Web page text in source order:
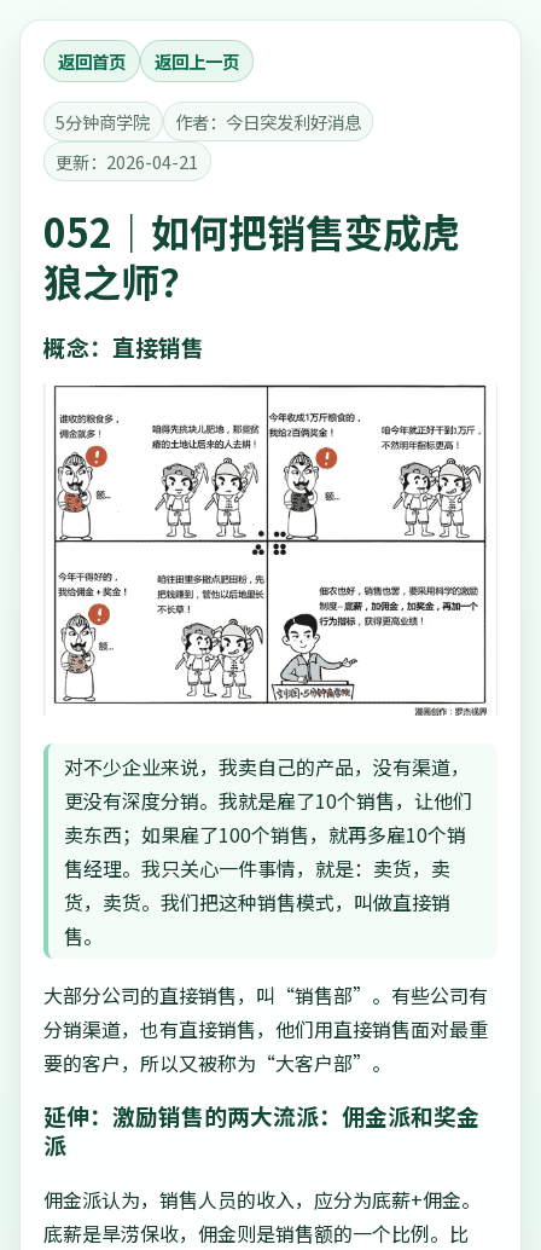
返回首页 返回上一页
5分钟商学院
作者：今日突发利好消息
更新：2026-04-21
052｜如何把销售变成虎
狼之师？
概念：直接销售
对不少企业来说，我卖自己的产品，没有渠道，
更没有深度分销。我就是雇了10个销售，让他们
卖东西；如果雇了100个销售，就再多雇10个销
售经理。我只关心一件事情，就是：卖货，卖
货，卖货。我们把这种销售模式，叫做直接销
售。
大部分公司的直接销售，叫“销售部”。有些公司有
分销渠道，也有直接销售，他们用直接销售面对最重
要的客户，所以又被称为“大客户部”。
延伸：激励销售的两大流派：佣金派和奖金
派
佣金派认为，销售人员的收入，应分为底薪+佣金。
底薪是旱涝保收，佣金则是销售额的一个比例。比